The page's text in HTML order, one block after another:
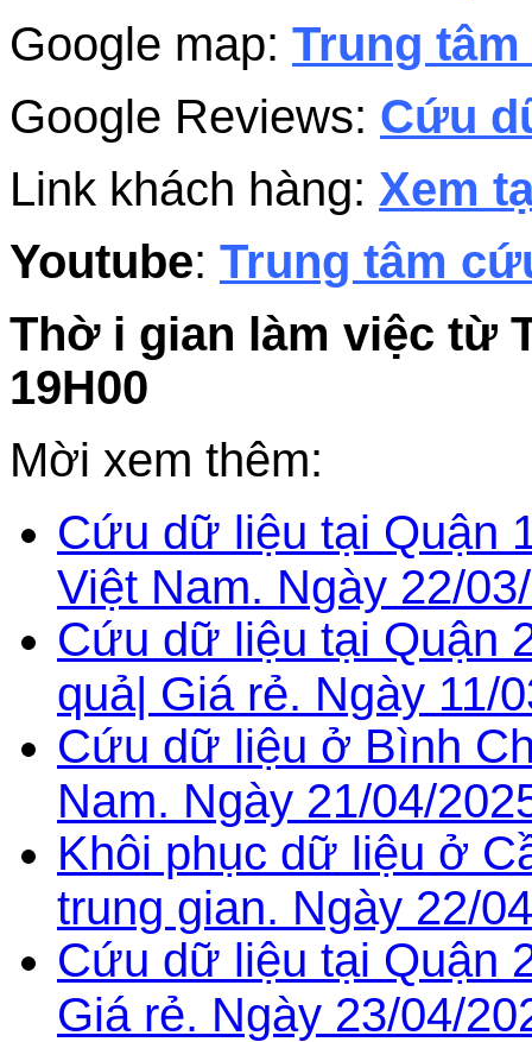
Google map: Trung
Google Reviews: Cứu
Link khách hàng: Xem
Youtube: Trung tâm
Thờ i gian làm việc từ
19H00
Mời xem thêm:
Cứu dữ liệu tại Quận
Việt Nam. Ngày 22/
Cứu dữ liệu tại Quận
quả| Giá rẻ. Ngày 11/
Cứu dữ liệu ở Bình
Nam. Ngày 21/04/
Khôi phục dữ liệu ở
trung gian. Ngày 22/
Cứu dữ liệu tại Quận
Giá rẻ. Ngày 23/04/